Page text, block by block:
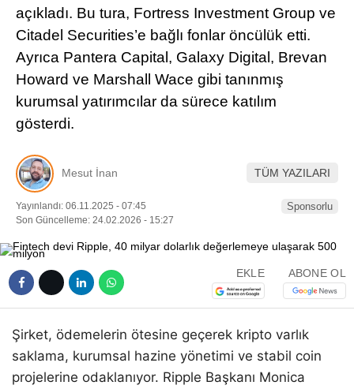
Telegram
açıkladı. Bu tura, Fortress Investment Group ve
Citadel Securities’e bağlı fonlar öncülük etti.
Ayrıca Pantera Capital, Galaxy Digital, Brevan
Howard ve Marshall Wace gibi tanınmış
kurumsal yatırımcılar da sürece katılım
gösterdi.
Mesut İnan TÜM YAZILARI
Yayınlandı: 06.11.2025 - 07:45
Son Güncelleme: 24.02.2026 - 15:27
Sponsorlu
EKLE ABONE OL
Şirket, ödemelerin ötesine geçerek kripto varlık
saklama, kurumsal hazine yönetimi ve stabil coin
projelerine odaklanıyor. Ripple Başkanı Monica